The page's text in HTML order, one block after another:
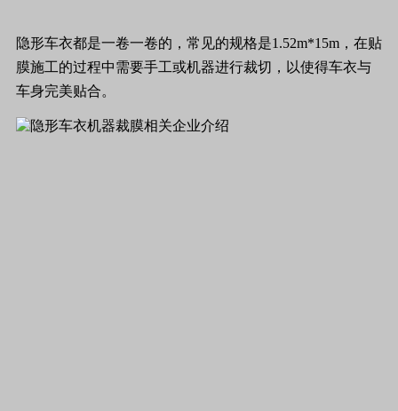
隐形车衣都是一卷一卷的，常见的规格是1.52m*15m，在贴
膜施工的过程中需要手工或机器进行裁切，以使得车衣与
车身完美贴合。